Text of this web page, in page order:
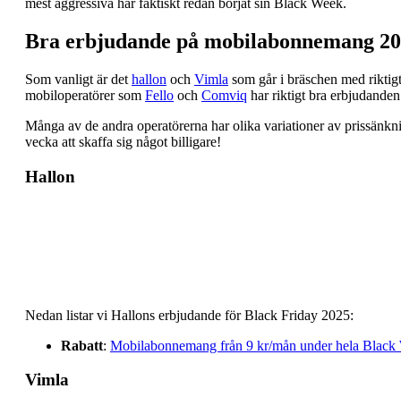
mest aggressiva har faktiskt redan börjat sin Black Week.
Bra erbjudande på mobilabonnemang
Som vanligt är det hallon och Vimla som går i bräschen med
mobiloperatörer som Fello och Comviq har riktigt bra
Många av de andra operatörerna har olika variationer av
vecka att skaffa sig något billigare!
Hallon
Nedan listar vi Hallons erbjudande för Black Friday 2025:
Rabatt: Mobilabonnemang från 9 kr/mån under hela
Vimla